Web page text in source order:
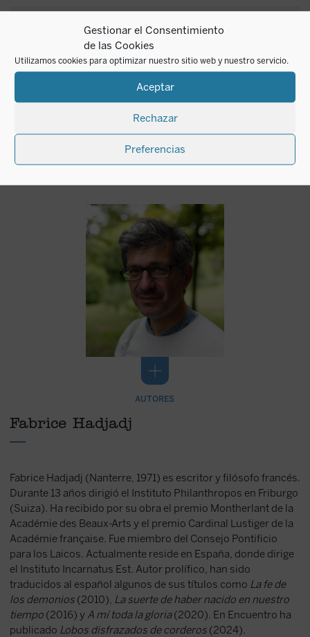
Gestionar el Consentimiento
de las Cookies
Utilizamos cookies para optimizar nuestro sitio web y nuestro servicio.
Aceptar
Rechazar
Preferencias
¿Quieres recibir
nuestras novedades?
Autor del mes
AUTORES
Fabrice Hadjadj
Fabrice Hadjadj (Nanterre, 1971) es escritor y filósofo francés.
Durante 13 años dirigió el Instituto Philanthropos en Friburgo
(Suiza). Ha recibido por su obra el premio Montherlant de la
Académie des Beaux-Arts y el premio Cardinal Lustiger de la
Académie française. Fue miembro del Consejo Pontificio
para los Laicos. Actualmente reside en España, donde dirige
el Instituto Incarnatus Est. Autor prolífico, han sido
traducidos al español algunos de sus títulos como La fe de
los demonios(2010), La suerte de haber nacido en nuestro
tiempo(2016) y A mí toda la gloria(2020). En Encuentro ha
publicado Lobos disfrazados de corderos(2024).